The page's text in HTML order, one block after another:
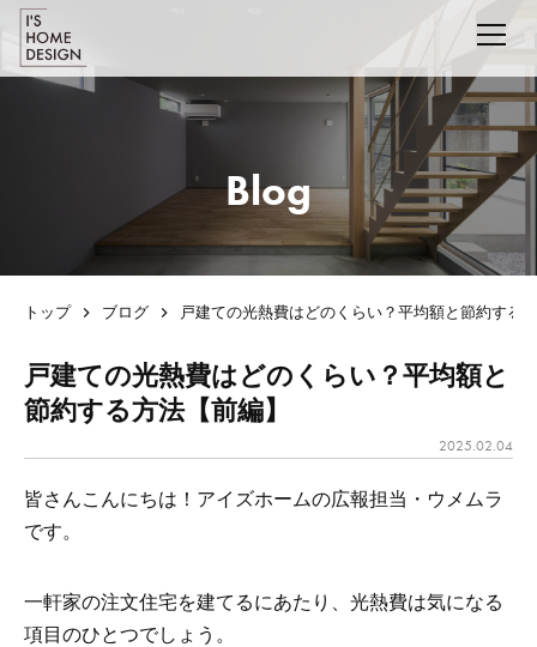
Blog
トップ ブログ 戸建ての光熱費はどのくらい？平均額と節約する
戸建ての光熱費はどのくらい？平均額と
節約する方法【前編】
2025.02.04
皆さんこんにちは！アイズホームの広報担当・ウメムラ
です。
一軒家の注文住宅を建てるにあたり、光熱費は気になる
項目のひとつでしょう。